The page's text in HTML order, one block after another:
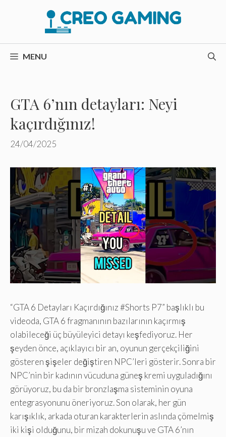
MENU
GTA 6’nın detayları: Neyi
kaçırdığınız!
24/04/2025
“GTA 6 Detayları Kaçırdığınız #Shorts P7” başlıklı bu
videoda, GTA 6 fragmanının bazılarının kaçırmış
olabileceği üç büyüleyici detayı keşfediyoruz. Her
şeyden önce, açıklayıcı bir an, oyunun gerçekçiliğini
gösteren şişeler değiştiren NPC’leri gösterir. Sonra bir
NPC’nin bir kadının vücuduna güneş kremi uyguladığını
görüyoruz, bu da bir bronzlaşma sisteminin oyuna
entegrasyonunu öneriyoruz. Son olarak, her gün
karışıklık, arkada oturan karakterlerin aslında çömelmiş
iki kişi olduğunu, bir mizah dokunuşu ve GTA 6’nın